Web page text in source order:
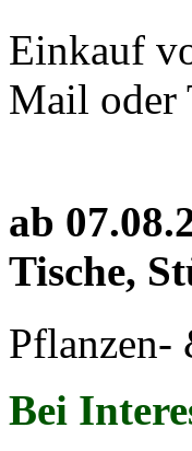
Einkauf
Mail oder
ab
Tische,
Pflanzen-
Bei